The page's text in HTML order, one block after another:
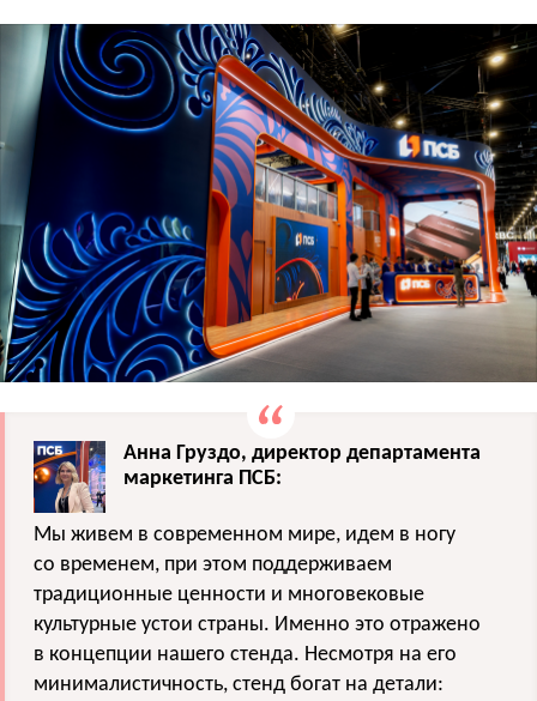
Анна Груздо, директор департамента
маркетинга ПСБ:
Мы живем в современном мире, идем в ногу
со временем, при этом поддерживаем
традиционные ценности и многовековые
культурные устои страны. Именно это отражено
в концепции нашего стенда. Несмотря на его
минималистичность, стенд богат на детали: